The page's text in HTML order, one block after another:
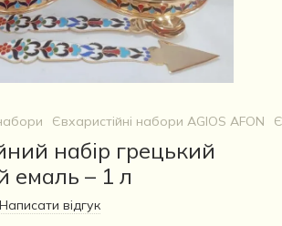
Євхаристійні набори AGIOS AFON
набір грецький
емаль – 1 л
Написати відгук